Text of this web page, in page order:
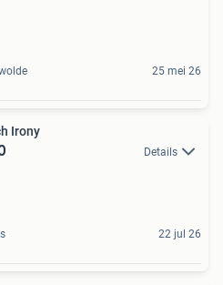
25 mei 26
Irony
Details
22 jul 26